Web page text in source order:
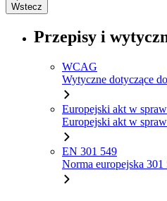
Wstecz
Przepisy i
WCAG
Wytyczne dotyczące
Europejski akt w
Europejski akt w
EN 301 549
Norma europejska 301